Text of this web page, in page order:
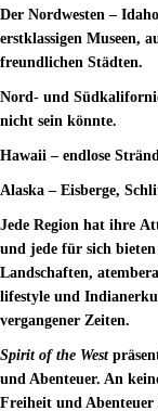
Der Nordwesten –
erstklassigen Museen,
freundlichen Städten.
Nord- und
nicht sein könnte.
Hawaii – endlose
Alaska – Eisberge,
Jede Region hat ihre
und jede für sich bieten
Landschaften,
lifestyle und
vergangener Zeiten.
Spirit of the West
und Abenteuer. An
Freiheit und Abenteuer